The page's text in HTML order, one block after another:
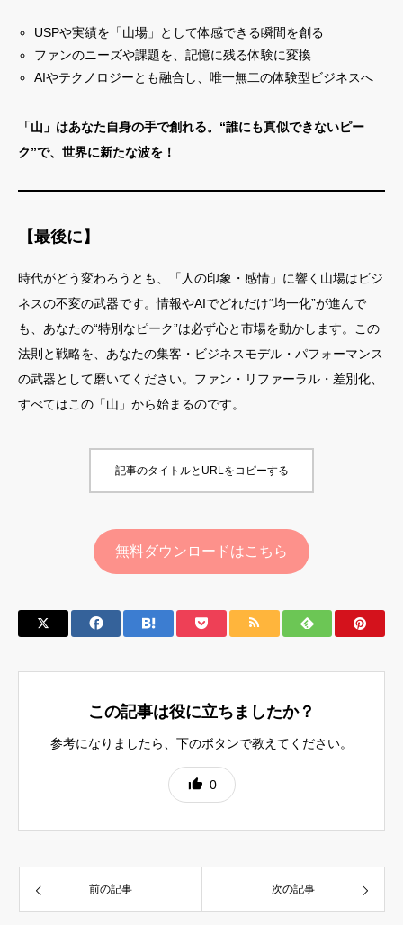
USPや実績を「山場」として体感できる瞬間を創る
ファンのニーズや課題を、記憶に残る体験に変換
AIやテクノロジーとも融合し、唯一無二の体験型ビジネスへ
「山」はあなた自身の手で創れる。“誰にも真似できないピー
ク”で、世界に新たな波を！
【最後に】
時代がどう変わろうとも、「人の印象・感情」に響く山場はビジ
ネスの不変の武器です。情報やAIでどれだけ“均一化”が進んで
も、あなたの“特別なピーク”は必ず心と市場を動かします。この
法則と戦略を、あなたの集客・ビジネスモデル・パフォーマンス
の武器として磨いてください。ファン・リファーラル・差別化、
すべてはこの「山」から始まるのです。
記事のタイトルとURLをコピーする
無料ダウンロードはこちら
この記事は役に立ちましたか？
参考になりましたら、下のボタンで教えてください。
0
前の記事 次の記事